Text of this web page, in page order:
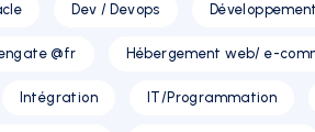
Dev / Devops Développement
@fr Hébergement web/ e-
Intégration IT/Programmation